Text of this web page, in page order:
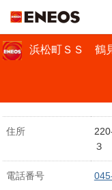
浜松町ＳＳ 鶴
住所
３
電話番号